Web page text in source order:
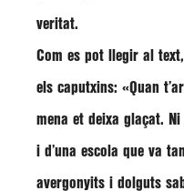
veritat.
Com es pot llegir al
els caputxins: «Quan
mena et deixa glaçat.
i d’una escola que va
avergonyits i dolguts